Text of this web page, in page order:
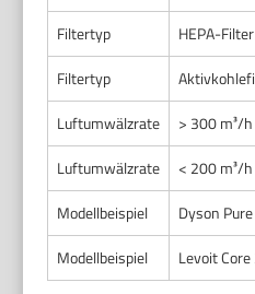
Filtertyp
HEPA-
Filtertyp
Luftumwälzrate
> 300 m³/h
Luftumwälzrate
< 200 m³/h
Modellbeispiel
Dyson
Modellbeispiel
Levoit